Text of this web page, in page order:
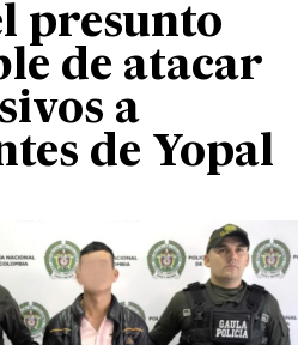
presunto
de atacar
a
de Yopal